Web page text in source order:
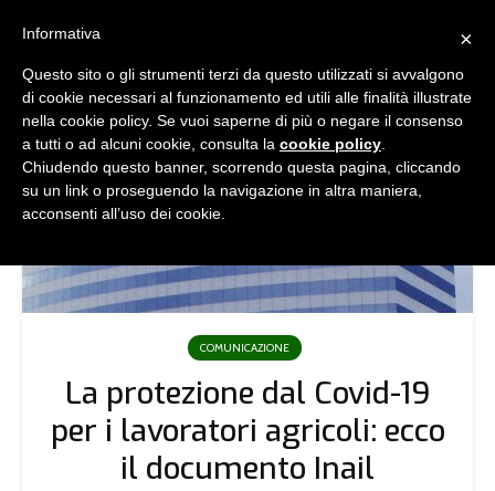
COMUNICAZIONE
La protezione dal Covid-19
per i lavoratori agricoli: ecco
il documento Inail
×
Informativa
Questo sito o gli strumenti terzi da questo utilizzati si avvalgono
di cookie necessari al funzionamento ed utili alle finalità illustrate
nella cookie policy. Se vuoi saperne di più o negare il consenso
a tutti o ad alcuni cookie, consulta la cookie policy
Chiudendo questo banner, scorrendo questa pagina, cliccando
su un link o proseguendo la navigazione in altra maniera,
acconsenti all’uso dei cookie.